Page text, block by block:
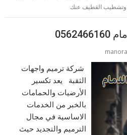
وتشطيب القطيف عنك
شركة ترميم واجهات
الثقبة يعد تكسير
الأرضيات والحمامات
بالخبر من الخدمات
الاساسية في مجال
الترميم والتجديد حيث